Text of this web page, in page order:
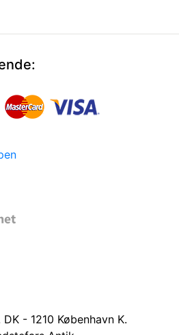
DK - 1210 København K.